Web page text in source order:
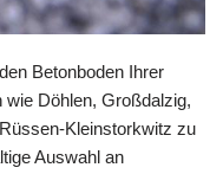
Betonboden Ihrer
wie Döhlen, Großdalzig,
Kleinstorkwitz zu
Auswahl an